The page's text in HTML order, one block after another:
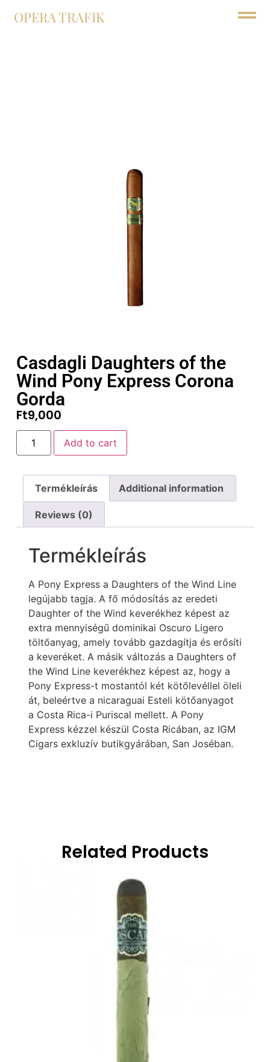
OPERA TRAFIK
Casdagli Daughters of the
Wind Pony Express Corona
Gorda
Ft9,000
Add to cart
Termékleírás Additional information
Reviews (0)
Termékleírás
A Pony Express a Daughters of the Wind Line
legújabb tagja. A fő módosítás az eredeti
Daughter of the Wind keverékhez képest az
extra mennyiségű dominikai Oscuro Ligero
töltőanyag, amely tovább gazdagítja és erősíti
a keveréket. A másik változás a Daughters of
the Wind Line keverékhez képest az, hogy a
Pony Express-t mostantól két kötőlevéllel öleli
át, beleértve a nicaraguai Esteli kötőanyagot
a Costa Rica-i Puriscal mellett. A Pony
Express kézzel készül Costa Ricában, az IGM
Cigars exkluzív butikgyárában, San Joséban.
Related Products